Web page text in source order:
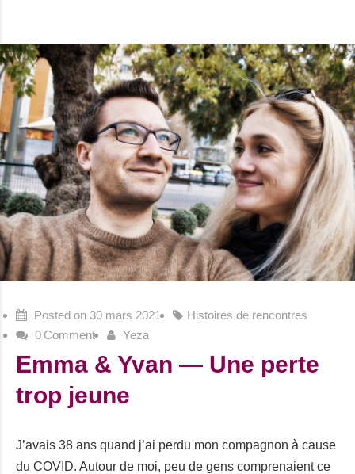
Posted on 30 mars 2021
Histoires de rencontres
0 Comment Yeza
Emma & Yvan — Une perte
trop jeune
J’avais 38 ans quand j’ai perdu mon compagnon à cause
du COVID. Autour de moi, peu de gens comprenaient ce